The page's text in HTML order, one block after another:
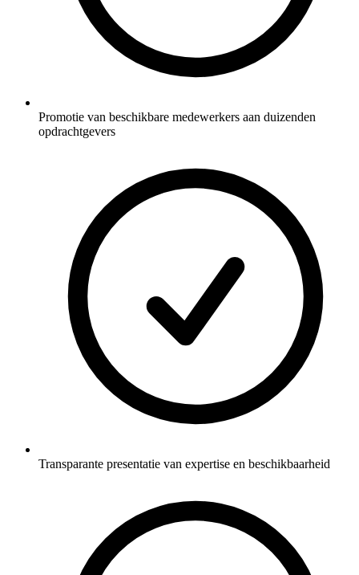
Promotie van beschikbare medewerkers aan duizenden
opdrachtgevers
Transparante presentatie van expertise en beschikbaarheid